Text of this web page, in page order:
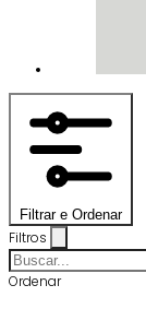
Filtrar e Ordenar
Filtros
Ordenar